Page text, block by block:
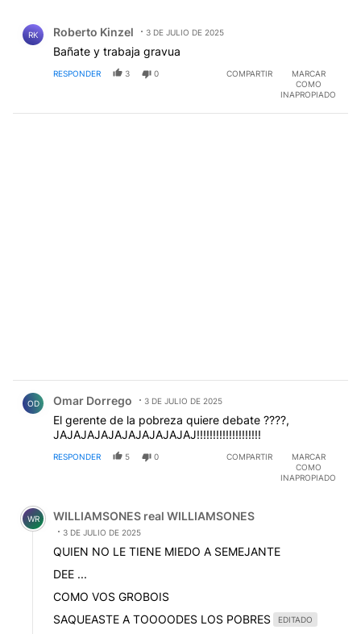
RK Roberto Kinzel 3 DE JULIO DE 2025
Bañate y trabaja gravua
RESPONDER 3 0 COMPARTIR
MARCAR
COMO
INAPROPIADO
OD Omar Dorrego 3 DE JULIO DE 2025
El gerente de la pobreza quiere debate ????,
JAJAJAJAJAJAJAJAJAJAJ!!!!!!!!!!!!!!!!!!!!
RESPONDER 5 0 COMPARTIR
MARCAR
COMO
INAPROPIADO
Comentario de WILLIAMSONES real WILLIAMSONES.
WR WILLIAMSONES real WILLIAMSONES
3 DE JULIO DE 2025
QUIEN NO LE TIENE MIEDO A SEMEJANTE
DEE ...
COMO VOS GROBOIS
SAQUEASTE A TOOOODES LOS POBRES
EDITADO